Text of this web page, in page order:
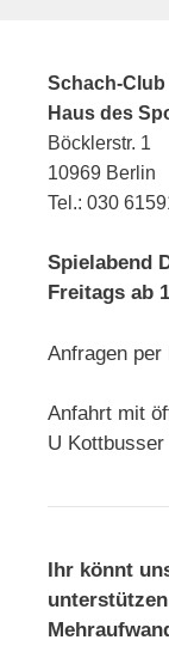
Schach-Club
Haus des
Böcklerstr. 1
10969 Berlin
Tel.: 030
Spielabend
Freitags ab
Anfragen per
Anfahrt mit
U
Ihr könnt